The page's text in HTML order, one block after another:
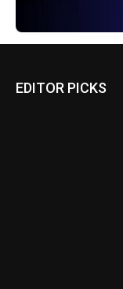
EDITOR PICKS